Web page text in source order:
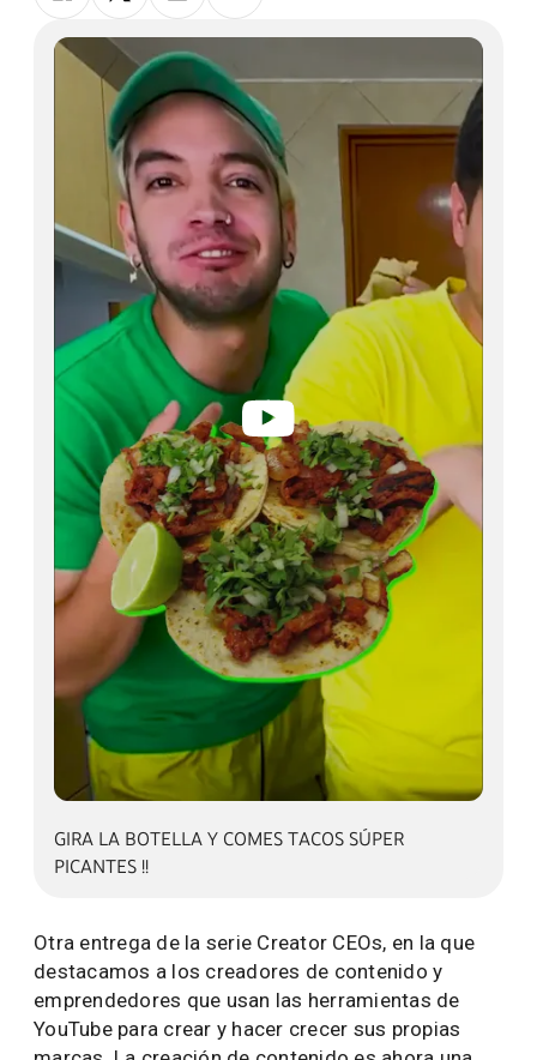
GIRA LA BOTELLA Y COMES TACOS SÚPER
PICANTES !!
Otra entrega de la serie Creator CEOs, en la que
destacamos a los creadores de contenido y
emprendedores que usan las herramientas de
YouTube para crear y hacer crecer sus propias